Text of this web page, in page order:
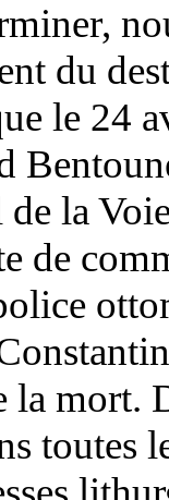
du
le 24
la
de
la mort.
toutes